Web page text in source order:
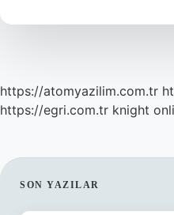
Ne
https://atomyazilim.com.tr
https://egri.com.tr knight
SIDEBAR
SON YAZILAR